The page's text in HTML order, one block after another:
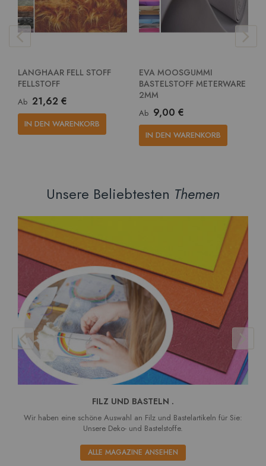
LANGHAAR FELL STOFF
FELLSTOFF
Ab 21,62 €
IN DEN WARENKORB
EVA MOOSGUMMI
BASTELSTOFF METERWARE
2MM
Ab 9,00 €
IN DEN WARENKORB
Unsere Beliebtesten Themen
FILZ UND BASTELN .
Wir haben eine schöne Auswahl an Filz und Bastelartikeln für Sie:
Unsere Deko- und Bastelstoffe.
ALLE MAGAZINE ANSEHEN